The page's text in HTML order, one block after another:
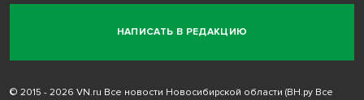
НАПИСАТЬ В РЕДАКЦИЮ
© 2015 - 2026 VN.ru Все новости Новосибирской области (ВН.ру Все